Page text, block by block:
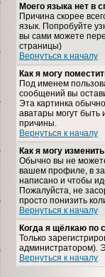
Моего языка нет в
Причина скорее
язык. Попробуйте
вы сами можете
страницы)
Вернуться к началу
Как я могу
Под именем
сообщений вы
Эта картинка
аватары могут быть
причины.
Вернуться к началу
Как я могу
Обычно вы не
вашем профиле, в
написано и чтобы
Пожалуйста, не
просто понизить
Вернуться к началу
Когда я щёлкаю по
Только
администратором).
Вернуться к началу